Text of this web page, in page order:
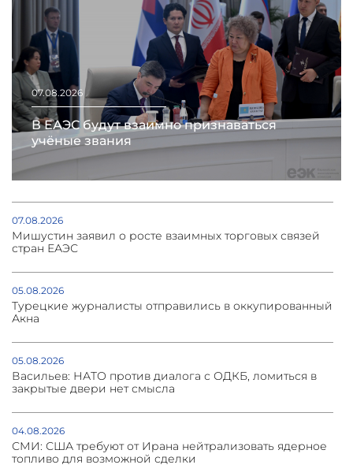
07.08.2026
В ЕАЭС будут взаимно признаваться
учёные звания
07.08.2026
Мишустин заявил о росте взаимных торговых связей
стран ЕАЭС
05.08.2026
Турецкие журналисты отправились в оккупированный
Акна
05.08.2026
Васильев: НАТО против диалога с ОДКБ, ломиться в
закрытые двери нет смысла
04.08.2026
СМИ: США требуют от Ирана нейтрализовать ядерное
топливо для возможной сделки